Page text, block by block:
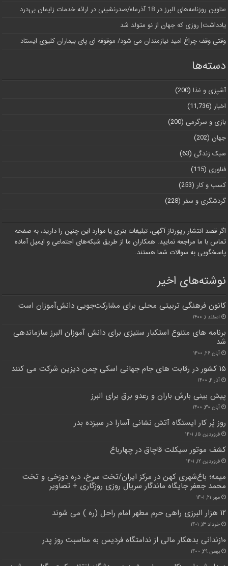
عناوین روزنامه‌های البرز در ‌18 آذرماه/صدرنشینی در ارائه خدمات زایمان بی‌درد
یادداشت| روزی که جهان از نو متولد شد
وقتی وقف چراغ امید نیازمندان می شود/ موقوفه ای پای بیماران کلیوی ایستاد
دسته‌ها
آشپزی و غذا (200)
اخبار (11,736)
بازی و سرگرمی (200)
جهان (202)
سبک زندگی (63)
فناوری (115)
کسب و کار (253)
گردشگری و سفر (228)
اگر قصد انتشار رپورتاژ آگهی، تبلیغات بنری یا موارد این چنین را دارید، به صفحه
تماس با ما مراجعه نمایید. همکاران ما از طریق شبکه‌های اجتماعی و ایمیل آماده
پاسخگویی به سوالات شما هستند.
نوشته‌های اخیر
کانون فرهنگی تربیتی محلی برای مشارکت‌جویی دانش‌آموزان است
اسفند ۱, ۱۴۰۰
برنامه های متنوع استکبار ستیزی برای دانش آموزان البرز سازماندهی
شد
آبان ۲۶, ۱۴۰۰
۱۵ کشور در رقابت های جام جهانی اسکی چمن دیزین شرکت می کنند
آذر ۴, ۱۴۰۰
پیش بینی بارش باران و رعدو برق برای البرز
آبان ۳۰, ۱۴۰۰
روز پُر کار ایستگاه آتش نشانی آسارا در سیزده بدر
فروردین ۱۵, ۱۴۰۱
کشف موتور سیکلت قاچاق در چهارباغ
فروردین ۱۲, ۱۴۰۱
میمه؛ باغ‌شهری کهن در مرکز ایران/‌تخت سرخ، دره دوزخی و تخت
محمد جعفر جایگاه ماندگار سریال روزی روزگاری + تصاویر‌
مهر ۲۱, ۱۴۰۱
۱۲ هزار البرزی راهی حرم مطهر امام راحل (ره ) می شوند
خرداد ۱۳, ۱۴۰۱
۱۰زندانی بدهکار مالی از ندامتگاه فردیس به مناسبت روز پدر
بهمن ۲۹, ۱۴۰۰